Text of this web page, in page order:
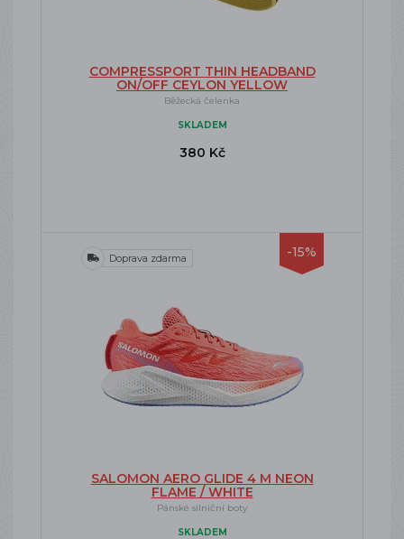
COMPRESSPORT THIN HEADBAND
ON/OFF CEYLON YELLOW
Běžecká čelenka
SKLADEM
380 Kč
-15%
Doprava zdarma
SALOMON AERO GLIDE 4 M NEON
FLAME / WHITE
Pánské silniční boty
SKLADEM